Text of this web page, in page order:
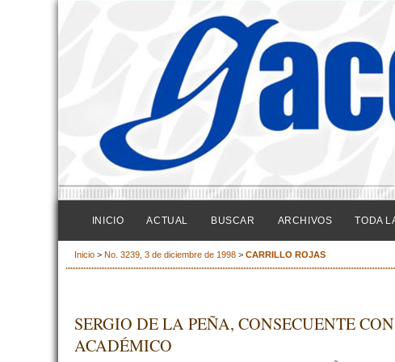
INICIO ACTUAL BUSCAR ARCHIVOS TODA
Inicio > No. 3239, 3 de diciembre de 1998 > CARRILLO ROJAS
SERGIO DE LA PEÑA, CONSECUENTE
ACADÉMICO